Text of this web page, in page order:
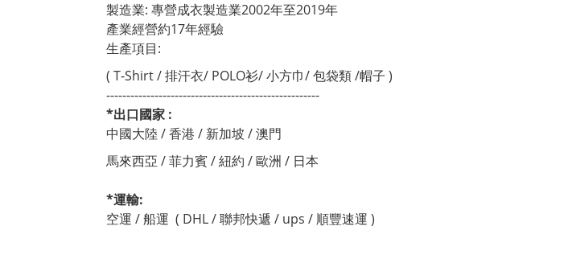
製造業: 專營成衣製造業2002年至2019年
產業經營約17年經驗
生產項目:
( T-Shirt / 排汗衣/ POLO衫/ 小方巾/ 包袋類 /帽子 )
-----------------------------------------------------
*出口國家 :
中國大陸 / 香港 / 新加坡 / 澳門
馬來西亞 / 菲力賓 / 紐約 / 歐洲 / 日本
*運輸:
空運 / 船運 ( DHL / 聯邦快遞 / ups / 順豐速運 )